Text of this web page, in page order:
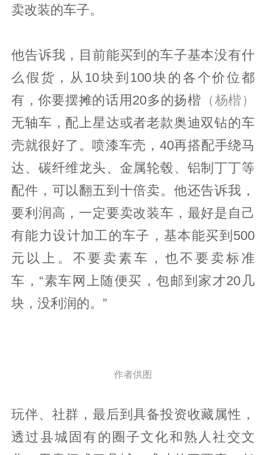
卖改装的车子。
他告诉我，目前能买到的车子基本没有什
么假货，从10块到100块的各个价位都
有，你要摆摊的话用20多的扬楷 （杨楷）
无轴车，配上星达或者老款奥迪双钻的车
壳就很好了。喷漆车壳，40再搭配手绕马
达、碳纤维龙头、金属轮毂、铝制丁丁等
配件，可以翻五到十倍卖。他还告诉我，
要利润高，一定要卖改装车，最好是自己
有能力设计加工的车子，基本能买到500
元以上。不要卖素车，也不要卖标准
车，“素车网上随便买，包邮到家才20几
块，没利润的。”
作者供图
玩伴、社群，最后到具备投资收藏属性，
透过县城固有的圈子文化和熟人社交文